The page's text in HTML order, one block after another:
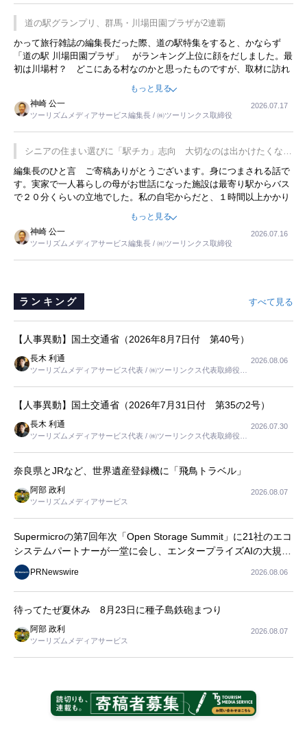
道の駅グランプリ、群馬・川場田園プラザが2連覇
かって旅行雑誌の編集長だった際、道の駅特集をすると、かならず
「道の駅 川場田園プラザ」 がランキング上位に顔をだしました。最
初は川場村？ どこにある村なのかと思ったものですが、取材に訪れ
永井 彰一社長にインタビューしたら、興味深い話が次々が飛び出しま
した。プレゼンも巧みで、今でも思い出すことが２つあります。一つ
は、従業員に東京ディズニーランドを見学させ、サービス業、接客業
の何かを理解してもらっていることです。 もう一つは1800円もする
プレミアムヨーグルトを販売するにあたり、社内に懸念もあったそう
です。永井社長は、駐車場に都内ナンバーの高級外車が停まっている
ことに目をつけ、高級商品でも売れると確信したそうです。今回の記
事を懐かしく読みました。
もっと見る
神崎 公一
ツーリズムメディアサービス編集長 / ㈱ツーリンクス取締役
2026.07.17
シニアの住まい選びに「駅チカ」志向 大切なのは出かけたくなる
暮らし
編集長のひと言 ご寄稿ありがとうございます。身につまされる話で
す。実家で一人暮らしの母がお世話になった施設は最寄り駅からバス
で２０分くらいの立地でした。私の自宅からだと、１時間以上かかり
ました。母の住まいから近いという理由で、その施設を選択したので
すが、私と妹にとっては、半日仕事ででした。シニアの住まい選び
は、当人だけではなく、世話をする家族の足の便も考えない外池ない
と思いました。
もっと見る
神崎 公一
ツーリズムメディアサービス編集長 / ㈱ツーリンクス取締役
2026.07.16
ランキング すべて見る
【人事異動】国土交通省（2026年8月7日付 第40号）
長木 利通
ツーリズムメディアサービス代表 / ㈱ツーリンクス代表取締役社
2026.08.06
【人事異動】国土交通省（2026年7月31日付 第35の2号）
長木 利通
ツーリズムメディアサービス代表 / ㈱ツーリンクス代表取締役社
2026.07.30
奈良県とJRなど、世界遺産登録機に「飛鳥トラベル」
阿部 政利
ツーリズムメディアサービス
2026.08.07
Supermicroの第7回年次「Open Storage Summit」に21社のエコ
システムパートナーが一堂に会し、エンタープライズAIの大規模
導入に関する実践的なガイダンスを共有
PRNewswire 2026.08.06
待ってたぜ夏休み 8月23日に種子島鉄砲まつり
阿部 政利
ツーリズムメディアサービス
2026.08.07